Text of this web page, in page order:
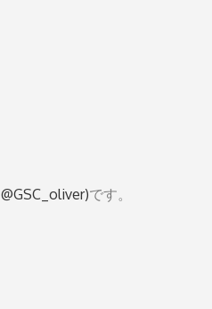
@GSC_oliver)です。